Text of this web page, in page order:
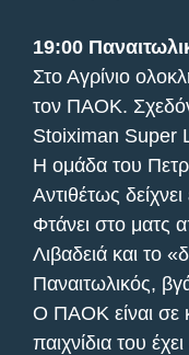
19:00
Στο Αγρίνιο
τον ΠΑΟΚ. Σχεδόν
Stoiximan Super
Η ομάδα του
Αντιθέτως
Φτάνει στο ματς
Λιβαδειά και το
Παναιτωλικός,
Ο ΠΑΟΚ είναι σε
παιχνίδια του